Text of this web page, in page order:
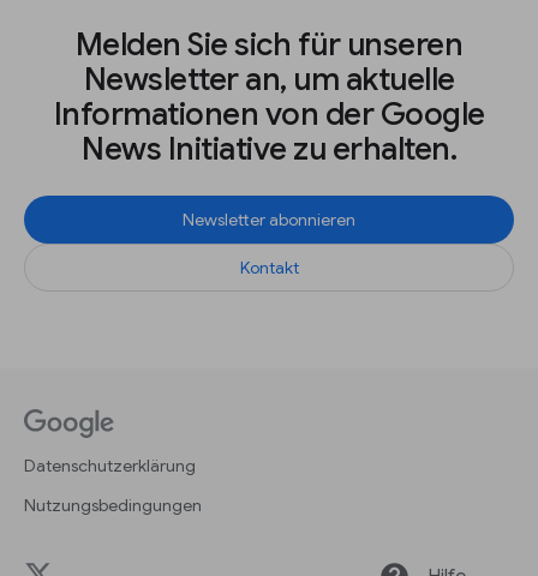
Melden Sie sich für unseren
Newsletter an, um aktuelle
Informationen von der Google
News Initiative zu erhalten.
Newsletter abonnieren
Kontakt
Datenschutzerklärung
Nutzungsbedingungen